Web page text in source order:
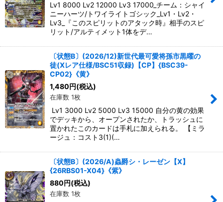
Lv1 8000 Lv2 12000 Lv3 17000_チーム：シャイ
ニーハーツ/トワイライトゴシック_Lv1・Lv2・
Lv3_『このスピリットのアタック時』相手のスピ
リット/アルティメット1体をデ…
〔状態B〕(2026/12)新世代最可愛将孫市黒曜の
徒(Xレア仕様/BSC51収録)【CP】{BSC39-
CP02}《黄》
1,480円(税込)
在庫数 1枚
Lv1 3000 Lv2 5000 Lv3 15000 自分の黄の効果
でデッキから、オープンされたか、トラッシュに
置かれたこのカードは手札に加えられる。 【ミラ
ージュ：コスト3(1)(…
〔状態B〕(2026/A)蟲爵シ・レーゼン【X】
{26RBS01-X04}《紫》
880円(税込)
在庫数 1枚